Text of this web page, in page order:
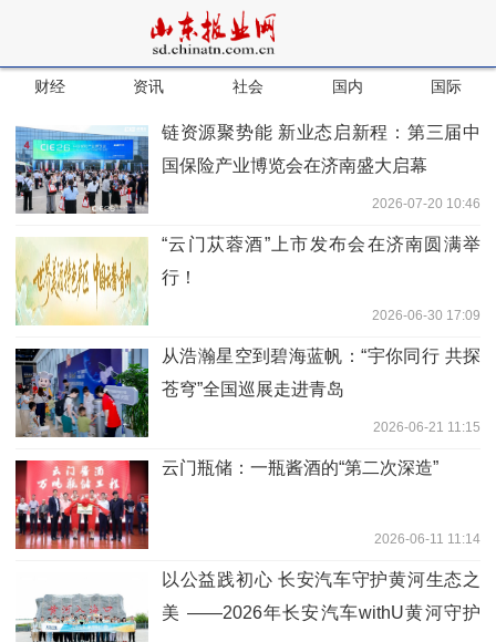
财经 资讯 社会 国内 国际
链资源聚势能 新业态启新程：第三届中
国保险产业博览会在济南盛大启幕
2026-07-20 10:46
“云门苁蓉酒”上市发布会在济南圆满举
行！
2026-06-30 17:09
从浩瀚星空到碧海蓝帆：“宇你同行 共探
苍穹”全国巡展走进青岛
2026-06-21 11:15
云门瓶储：一瓶酱酒的“第二次深造”
2026-06-11 11:14
以公益践初心 长安汽车守护黄河生态之
美 ——2026年长安汽车withU黄河守护